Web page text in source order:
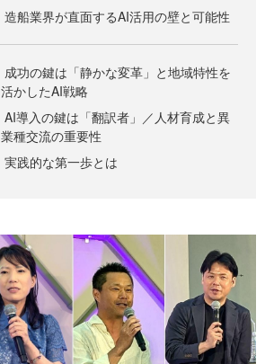
造船業界が直面するAI活用の壁と可能性
成功の鍵は「静かな変革」と地域特性を
活かしたAI戦略
AI導入の鍵は「翻訳者」／人材育成と異
業種交流の重要性
実践的な第一歩とは